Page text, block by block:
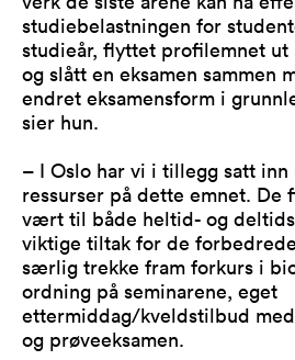
studiebelastningen for
studieår, flyttet profilemnet ut
og slått en eksamen sammen
endret eksamensform i
sier hun.
– I Oslo har vi i tillegg satt
ressurser på dette emnet. De
vært til både heltid- og
viktige tiltak for de
særlig trekke fram forkurs i
ordning på seminarene, eget
ettermiddag/kveldstilbud
og prøveeksamen.